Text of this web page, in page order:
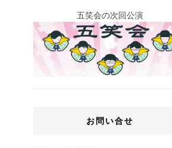
五笑会の次回公演
お問い合せ